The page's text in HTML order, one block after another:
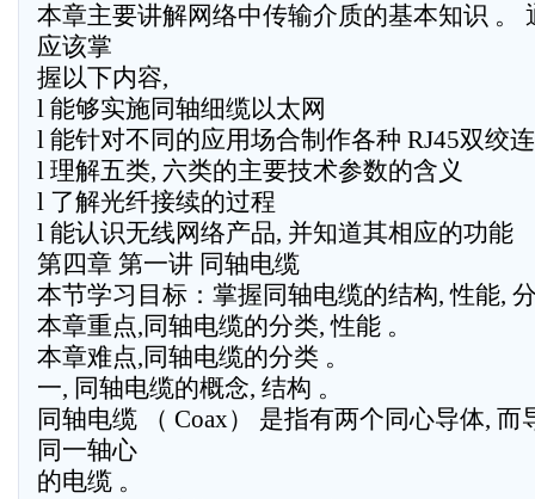
本章主要讲解网络中传输介质的基本知识 。
应该掌
握以下内容,
l 能够实施同轴细缆以太网
l 能针对不同的应用场合制作各种 RJ45双绞
l 理解五类, 六类的主要技术参数的含义
l 了解光纤接续的过程
l 能认识无线网络产品, 并知道其相应的功能
第四章 第一讲 同轴电缆
本节学习目标：掌握同轴电缆的结构, 性能,
本章重点,同轴电缆的分类, 性能 。
本章难点,同轴电缆的分类 。
一, 同轴电缆的概念, 结构 。
同轴电缆 （ Coax） 是指有两个同心导体,
同一轴心
的电缆 。